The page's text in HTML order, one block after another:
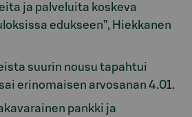
ja palveluita koskeva
edukseen”, Hiekkanen
suurin nousu tapahtui
erinomaisen arvosanan 4.01.
pankki ja